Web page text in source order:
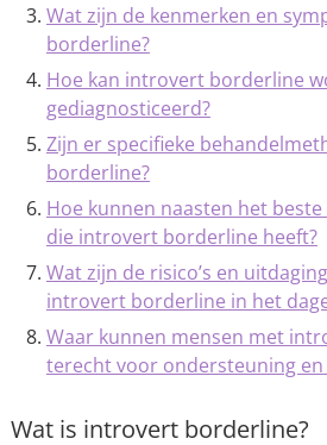
Wat zijn de kenmerken en
borderline?
Hoe kan introvert borderline
gediagnosticeerd?
Zijn er specifieke
borderline?
Hoe kunnen naasten het
die introvert borderline heeft?
Wat zijn de risico’s en
introvert borderline in het
Waar kunnen mensen met
terecht voor ondersteuning en
Wat is introvert borderline?